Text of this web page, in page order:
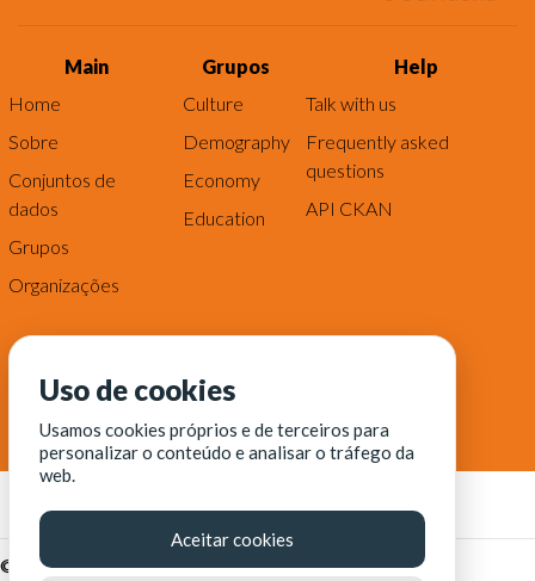
Main
Home
Sobre
Conjuntos de
dados
Grupos
Organizações
Grupos
Culture
Demography
Economy
Education
Help
Talk with us
Frequently asked
questions
API CKAN
© Fortaleza Digital || CITINOVA - Fundação de Ciência,
Uso de cookies
Usamos cookies próprios e de terceiros para
personalizar o conteúdo e analisar o tráfego da
web.
Aceitar cookies